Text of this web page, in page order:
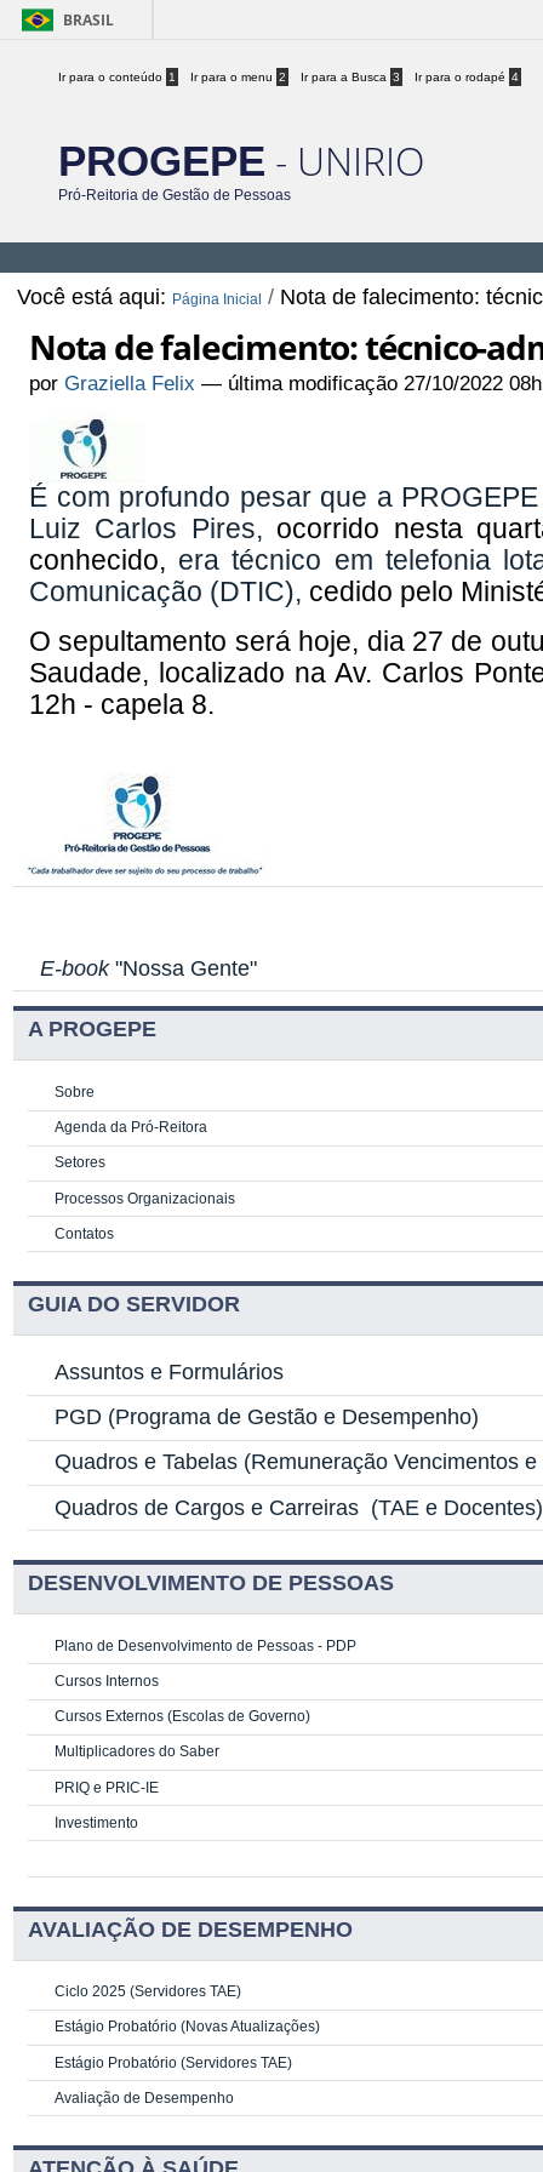
BRASIL
Ir para o conteúdo 1 Ir para o menu 2 Ir para a Busca 3 Ir para o rodapé 4
PROGEPE - UNIRIO
Pró-Reitoria de Gestão de Pessoas
Você está aqui: Página Inicial / Nota de falecimento:
Nota de falecimento: técnico-
porGraziella Felix — última modificação 27/10/2022
É com profundo pesar que a
Luiz Carlos Pires, ocorrido nesta
conhecido, era técnico em telefonia
Comunicação (DTIC), cedido pelo
O sepultamento será hoje, dia 27 de
Saudade, localizado na Av. Carlos
12h - capela 8.
E-book"Nossa Gente"
A PROGEPE
Sobre
Agenda da Pró-Reitora
Setores
Processos Organizacionais
Contatos
GUIA DO SERVIDOR
Assuntos e Formulários
PGD (Programa de Gestão e Desempenho)
Quadros e Tabelas (Remuneração Vencimentos
Quadros de Cargos e Carreiras (TAE e Docentes)
DESENVOLVIMENTO DE PESSOAS
Plano de Desenvolvimento de Pessoas - PDP
Cursos Internos
Cursos Externos (Escolas de Governo)
Multiplicadores do Saber
PRIQ e PRIC-IE
Investimento
AVALIAÇÃO DE DESEMPENHO
Ciclo 2025 (Servidores TAE)
Estágio Probatório (Novas Atualizações)
Estágio Probatório (Servidores TAE)
Avaliação de Desempenho